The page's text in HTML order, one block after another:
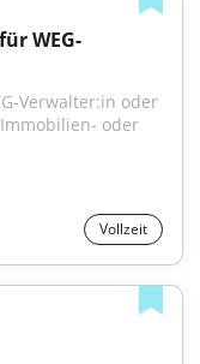
WEG-
Verwalter:in oder
oder
Vollzeit